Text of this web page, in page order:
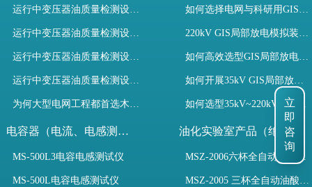
运行中变压器油质量检测设备有哪些优势？
运行中变压器油质量检测设备如何维护？
运行中变压器油质量检测设备包括哪些？
运行中变压器油质量检测设备如何选型？
为何大型电网工程都首选木森电气成套电力测试设备？
如何选择电网与科研用GIS局部放电模拟装置？
220kV GIS局部放电模拟装置试验如何开展？
如何高效选型GIS局部放电模拟装置？
如何开展35kV GIS局部放电模拟装置检测试验与选型
如何选型35kV~220kV GIS局部放电模拟装置？
电容器（电流、电感测试）
MS-500L3电容电感测试仪
MS-500L电容电感测试仪
油化实验室产品（绝缘油）
MSZ-2006六杯全自动油酸值测定仪
MSZ-2005 三杯全自动油酸值测定仪
立
即
咨
询